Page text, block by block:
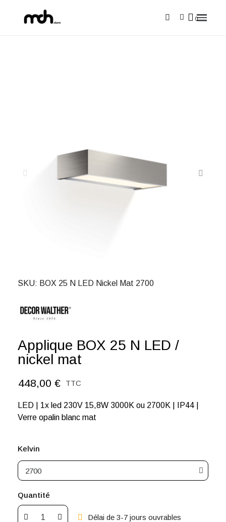
SKU BOX 25 N LED Nickel Mat 2700
Applique BOX 25 N LED /
nickel mat
448,00 € TTC
LED | 1x led 230V 15,8W 3000K ou 2700K | IP44 |
Verre opalin blanc mat
Kelvin
Quantité
Délai de 3-7 jours ouvrables